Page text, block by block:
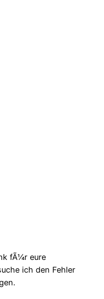
fÃ¼r eure
ich den Fehler